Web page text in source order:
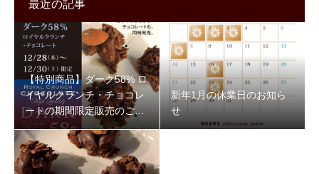
最近の記事
【特別商品】ダーク58% ロ
イヤルクランチ・チョコレ
ートの期間限定販売のご案
内
新年1月の休業日のお知ら
せ